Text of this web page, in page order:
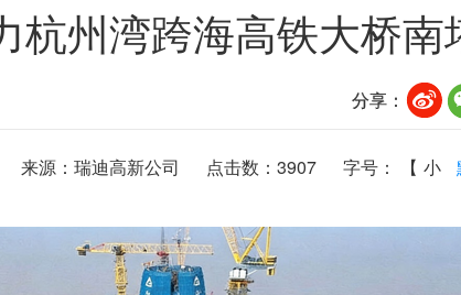
杭州湾跨海高铁大桥南
分享：
来源：瑞迪高新公司 点击数： 3907 字号： 【 小